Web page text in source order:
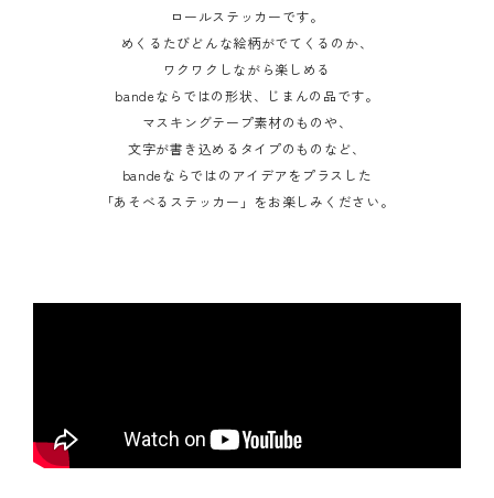
ロールステッカーです。
めくるたびどんな絵柄がでてくるのか、
ワクワクしながら楽しめる
bandeならではの形状、じまんの品です。
マスキングテープ素材のものや、
文字が書き込めるタイプのものなど、
bandeならではのアイデアをプラスした
「あそべるステッカー」をお楽しみください。